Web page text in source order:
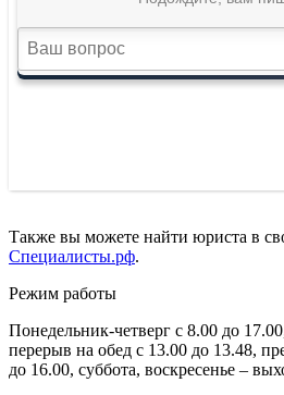
Также вы можете найти юриста в
Специалисты.рф.
Режим работы
Понедельник-четверг с 8.00 до
перерыв на обед с 13.00 до 13.48,
до 16.00, суббота, воскресенье –